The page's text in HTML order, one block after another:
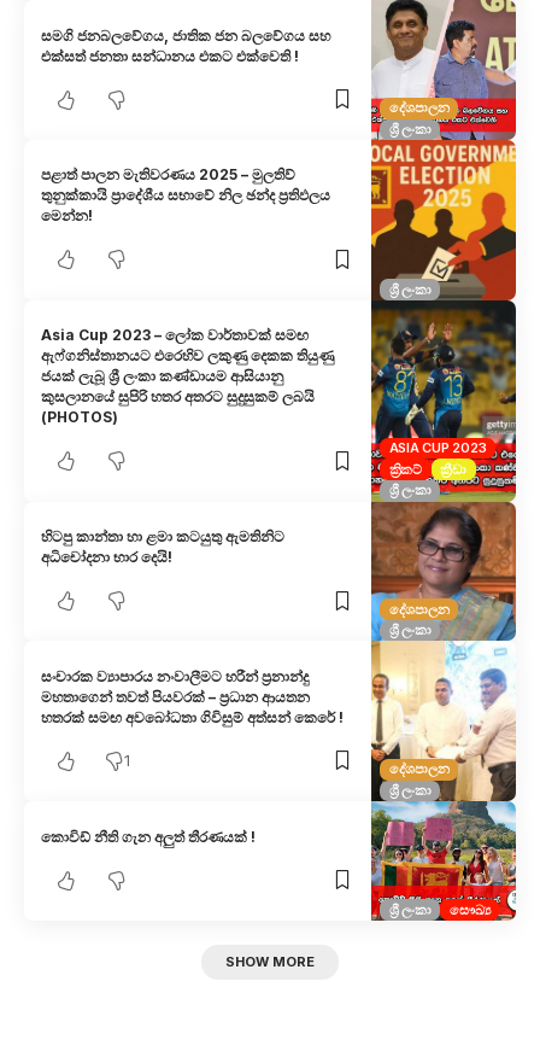
දේශපාලන
ශ්‍රී ලංකා
සමගි ජනබලවේගය, ජාතික ජන බලවේගය සහ
එක්සත් ජනතා සන්ධානය එකට එක්වෙති !
ශ්‍රී ලංකා
පළාත් පාලන මැතිවරණය 2025 – මුලතිව්
තුනුක්කායි ප්‍රාදේශීය සභාවේ නිල ඡන්ද ප්‍රතිඵලය
මෙන්න!
ASIA CUP 2023
ක්‍රිකට්
ක්‍රීඩා
ශ්‍රී ලංකා
Asia Cup 2023 – ලෝක වාර්තාවක් සමඟ
ඇෆ්ගනිස්තානයට එරෙහිව ලකුණු දෙකක තියුණු
ජයක් ලැබූ ශ්‍රී ලංකා කණ්ඩායම ආසියානු
කුසලානයේ සුපිරි හතර අතරට සුදුසුකම් ලබයි
(PHOTOS)
දේශපාලන
ශ්‍රී ලංකා
හිටපු කාන්තා හා ළමා කටයුතු ඇමතිනිට
අධිචෝදනා භාර දෙයි!
දේශපාලන
ශ්‍රී ලංකා
සංචාරක ව්‍යාපාරය නංවාලීමට හරීන් ප්‍රනාන්දු
මහතාගෙන් තවත් පියවරක් – ප්‍රධාන ආයතන
හතරක් සමඟ අවබෝධතා ගිවිසුම් අත්සන් කෙරේ !
1
ශ්‍රී ලංකා සෞඛ්‍ය
කොවිඩ් නීති ගැන අලුත් තීරණයක් !
SHOW MORE